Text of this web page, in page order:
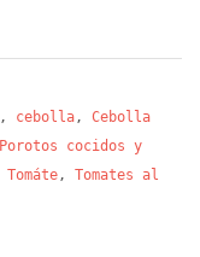
, cebolla, Cebolla
Porotos cocidos y
Tomáte, Tomates al